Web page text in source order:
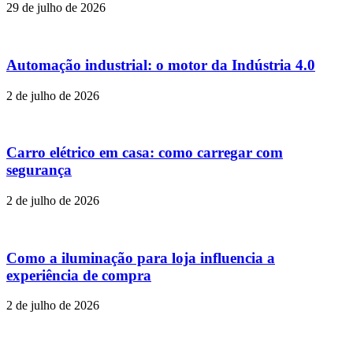
29 de julho de 2026
Automação industrial: o motor da Indústria 4.0
2 de julho de 2026
Carro elétrico em casa: como carregar com
segurança
2 de julho de 2026
Como a iluminação para loja influencia a
experiência de compra
2 de julho de 2026